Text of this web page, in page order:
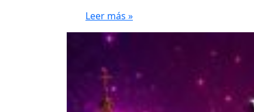
Leer más »